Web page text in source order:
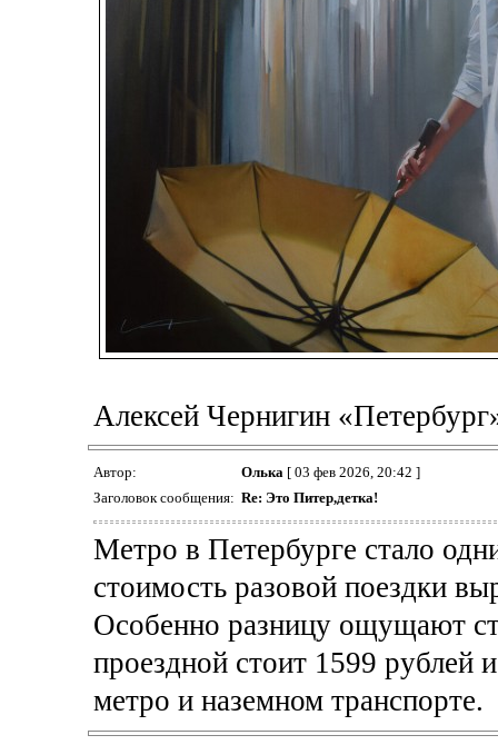
Алексей Чернигин
Автор: Олька [ 03 фев 2026, 20:42 ]
Заголовок сообщения: Re: Это Питер,детка!
Метро в Петербурге стало
стоимость разовой поездки
Особенно разницу ощущают
проездной стоит 1599 рублей
метро и наземном транспорте.